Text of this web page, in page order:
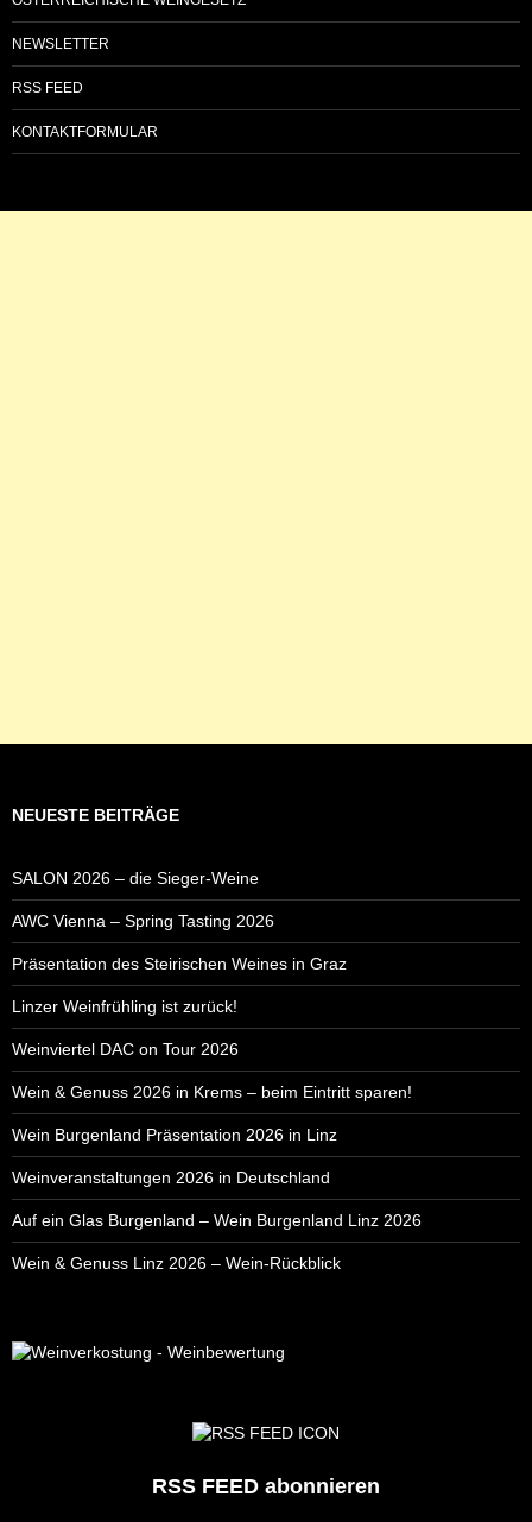
NEWSLETTER
RSS FEED
KONTAKTFORMULAR
NEUESTE BEITRÄGE
SALON 2026 – die Sieger-Weine
AWC Vienna – Spring Tasting 2026
Präsentation des Steirischen Weines in Graz
Linzer Weinfrühling ist zurück!
Weinviertel DAC on Tour 2026
Wein & Genuss 2026 in Krems – beim Eintritt sparen!
Wein Burgenland Präsentation 2026 in Linz
Weinveranstaltungen 2026 in Deutschland
Auf ein Glas Burgenland – Wein Burgenland Linz 2026
Wein & Genuss Linz 2026 – Wein-Rückblick
RSS FEED abonnieren